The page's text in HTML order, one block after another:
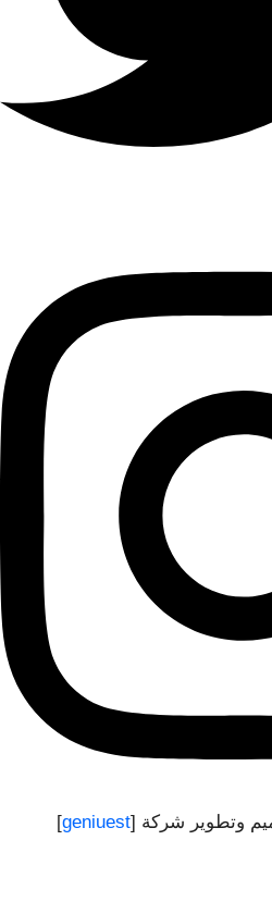
وتطوير شركة [geniuest
]